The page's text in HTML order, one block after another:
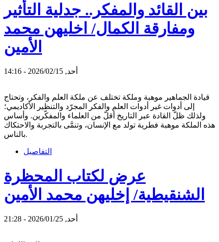
بين القائد والمفكر.. جدلية التأثير
ومفارقة الكمال/ اخليهن محمد
الأمين
أحد, 2026/02/15 - 14:16
قيادة الجماهير موهبة وملكة تختلف عن ملكة العلم والفكر، وتحتاج
إلى أدوات غير أدوات العلم والفكر المجرّد والتنظير الأكاديمي؛
ولذلك ظلّ القادة عبر التاريخ أقلّ من العلماء والمفكّرين. وأساس
هذه الملكة موهبة فطرية تولد مع الإنسان، وتنمَّى بالتجربة والاحتكاك
بالناس.
التفاصيل
عرض لكتاب المحظرة
الشنقيطية/ إخليهن محمد الأمين
أحد, 2026/01/25 - 21:28